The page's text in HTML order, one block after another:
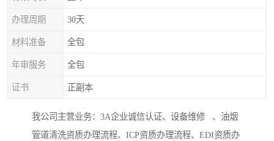
办理周期 30天
材料准备 全包
年审服务 全包
证书 正副本
我公司主营业务：3A企业诚信认证、设备维修 、油烟
管道清洗资质办理流程、ICP资质办理流程、EDI资质办